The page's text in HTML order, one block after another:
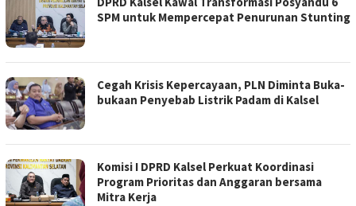
SPM untuk Mempercepat Penurunan Stunting
Cegah Krisis Kepercayaan, PLN Diminta Buka-
bukaan Penyebab Listrik Padam di Kalsel
Komisi I DPRD Kalsel Perkuat Koordinasi
Program Prioritas dan Anggaran bersama
Mitra Kerja